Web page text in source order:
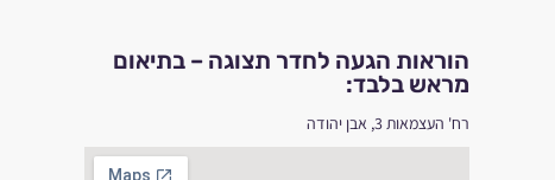
הוראות הגעה לחדר תצוגה – בתיאום
מראש בלבד:
רח' העצמאות 3, אבן יהודה